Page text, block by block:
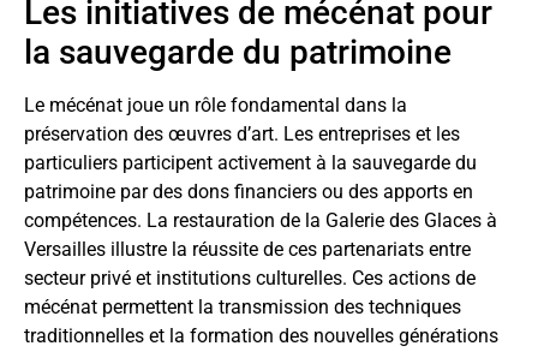
Les initiatives de mécénat pour
la sauvegarde du patrimoine
Le mécénat joue un rôle fondamental dans la
préservation des œuvres d’art. Les entreprises et les
particuliers participent activement à la sauvegarde du
patrimoine par des dons financiers ou des apports en
compétences. La restauration de la Galerie des Glaces à
Versailles illustre la réussite de ces partenariats entre
secteur privé et institutions culturelles. Ces actions de
mécénat permettent la transmission des techniques
traditionnelles et la formation des nouvelles générations